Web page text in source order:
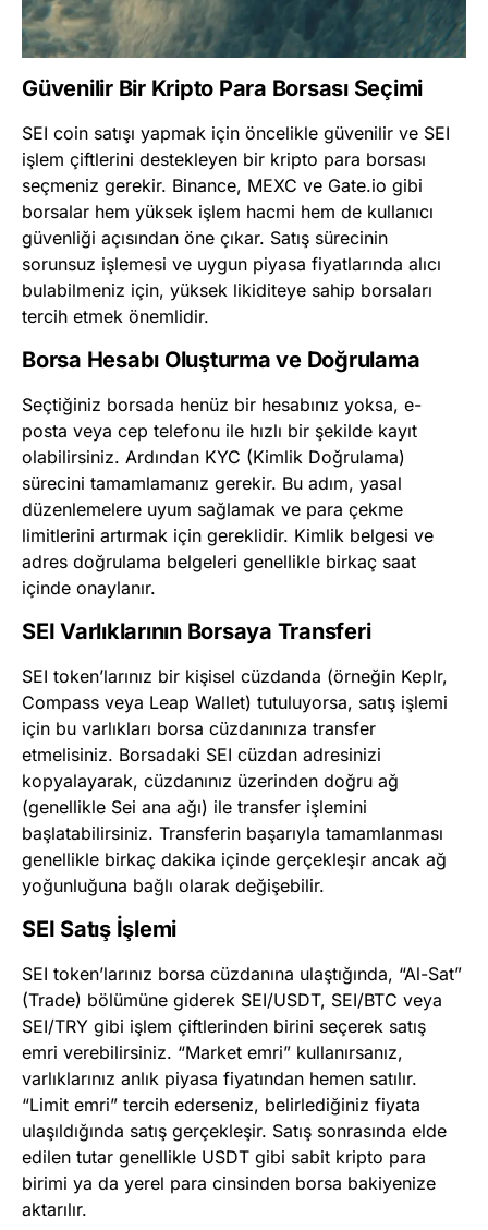
Güvenilir Bir Kripto Para Borsası Seçimi
SEI coin satışı yapmak için öncelikle güvenilir ve SEI
işlem çiftlerini destekleyen bir kripto para borsası
seçmeniz gerekir. Binance, MEXC ve Gate.io gibi
borsalar hem yüksek işlem hacmi hem de kullanıcı
güvenliği açısından öne çıkar. Satış sürecinin
sorunsuz işlemesi ve uygun piyasa fiyatlarında alıcı
bulabilmeniz için, yüksek likiditeye sahip borsaları
tercih etmek önemlidir.
Borsa Hesabı Oluşturma ve Doğrulama
Seçtiğiniz borsada henüz bir hesabınız yoksa, e-
posta veya cep telefonu ile hızlı bir şekilde kayıt
olabilirsiniz. Ardından KYC (Kimlik Doğrulama)
sürecini tamamlamanız gerekir. Bu adım, yasal
düzenlemelere uyum sağlamak ve para çekme
limitlerini artırmak için gereklidir. Kimlik belgesi ve
adres doğrulama belgeleri genellikle birkaç saat
içinde onaylanır.
SEI Varlıklarının Borsaya Transferi
SEI token’larınız bir kişisel cüzdanda (örneğin Keplr,
Compass veya Leap Wallet) tutuluyorsa, satış işlemi
için bu varlıkları borsa cüzdanınıza transfer
etmelisiniz. Borsadaki SEI cüzdan adresinizi
kopyalayarak, cüzdanınız üzerinden doğru ağ
(genellikle Sei ana ağı) ile transfer işlemini
başlatabilirsiniz. Transferin başarıyla tamamlanması
genellikle birkaç dakika içinde gerçekleşir ancak ağ
yoğunluğuna bağlı olarak değişebilir.
SEI Satış İşlemi
SEI token’larınız borsa cüzdanına ulaştığında, “Al-Sat”
(Trade) bölümüne giderek SEI/USDT, SEI/BTC veya
SEI/TRY gibi işlem çiftlerinden birini seçerek satış
emri verebilirsiniz. “Market emri” kullanırsanız,
varlıklarınız anlık piyasa fiyatından hemen satılır.
“Limit emri” tercih ederseniz, belirlediğiniz fiyata
ulaşıldığında satış gerçekleşir. Satış sonrasında elde
edilen tutar genellikle USDT gibi sabit kripto para
birimi ya da yerel para cinsinden borsa bakiyenize
aktarılır.